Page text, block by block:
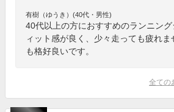
有樹（ゆうき）(40代・男性)
40代以上の方におすすめのランニン
ィット感が良く、少々走っても疲れ
も格好良いです。
全ての